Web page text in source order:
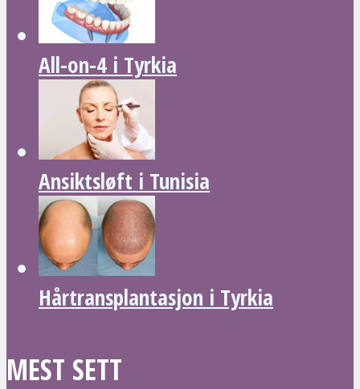
All-on-4 i Tyrkia
Ansiktsløft i Tunisia
Hårtransplantasjon i Tyrkia
MEST SETT